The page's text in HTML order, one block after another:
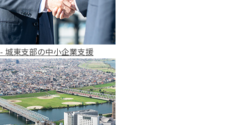
- 城東支部の中小企業支援